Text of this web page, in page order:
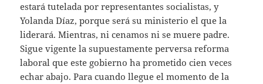
estará tutelada por representantes socialistas, y
Yolanda Díaz, porque será su ministerio el que la
liderará. Mientras, ni cenamos ni se muere padre.
Sigue vigente la supuestamente perversa reforma
laboral que este gobierno ha prometido cien veces
echar abajo. Para cuando llegue el momento de la